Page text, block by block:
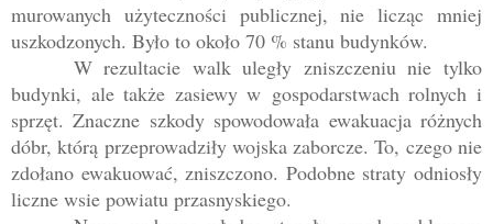
murowanych użyteczności publicznej, nie licząc mniej
uszkodzonych. Było to około 70 % stanu budynków.
W rezultacie walk uległy zniszczeniu nie tylko
budynki, ale także zasiewy w gospodarstwach rolnych i
sprzęt. Znaczne szkody spowodowała ewakuacja różnych
dóbr, którą przeprowadziły wojska zaborcze. To, czego nie
zdołano ewakuować, zniszczono. Podobne straty odniosły
liczne wsie powiatu przasnyskiego.